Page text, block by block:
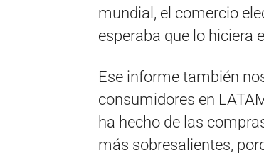
mundial, el comercio
esperaba que lo hiciera
Ese informe también
consumidores en
ha hecho de las
más sobresalientes,